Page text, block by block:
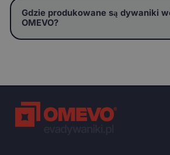
Gdzie produkowane są dywaniki
OMEVO?